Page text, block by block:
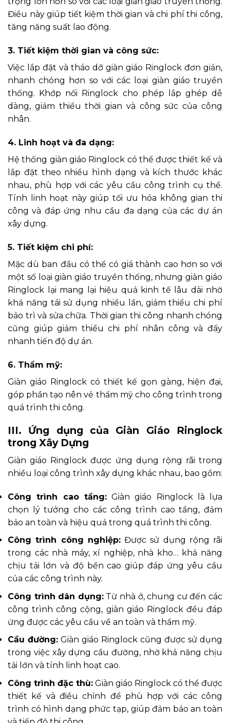
Điều này giúp tiết kiệm thời gian và chi phí thi công,
tăng năng suất lao động.
3. Tiết kiệm thời gian và công sức:
Việc lắp đặt và tháo dỡ giàn giáo Ringlock đơn giản,
nhanh chóng hơn so với các loại giàn giáo truyền
thống. Khớp nối Ringlock cho phép lắp ghép dễ
dàng, giảm thiểu thời gian và công sức của công
nhân.
4. Linh hoạt và đa dạng:
Hệ thống giàn giáo Ringlock có thể được thiết kế và
lắp đặt theo nhiều hình dạng và kích thước khác
nhau, phù hợp với các yêu cầu công trình cụ thể.
Tính linh hoạt này giúp tối ưu hóa không gian thi
công và đáp ứng nhu cầu đa dạng của các dự án
xây dựng.
5. Tiết kiệm chi phí:
Mặc dù ban đầu có thể có giá thành cao hơn so với
một số loại giàn giáo truyền thống, nhưng giàn giáo
Ringlock lại mang lại hiệu quả kinh tế lâu dài nhờ
khả năng tái sử dụng nhiều lần, giảm thiểu chi phí
bảo trì và sửa chữa. Thời gian thi công nhanh chóng
cũng giúp giảm thiểu chi phí nhân công và đẩy
nhanh tiến độ dự án.
6. Thẩm mỹ:
Giàn giáo Ringlock có thiết kế gọn gàng, hiện đại,
góp phần tạo nên vẻ thẩm mỹ cho công trình trong
quá trình thi công.
III. Ứng dụng của Giàn Giáo Ringlock
trong Xây Dựng
Giàn giáo Ringlock được ứng dụng rộng rãi trong
nhiều loại công trình xây dựng khác nhau, bao gồm:
Công trình cao tầng:Giàn giáo Ringlock là lựa
chọn lý tưởng cho các công trình cao tầng, đảm
bảo an toàn và hiệu quả trong quá trình thi công.
Công trình công nghiệp:Được sử dụng rộng rãi
trong các nhà máy, xí nghiệp, nhà kho… khả năng
chịu tải lớn và độ bền cao giúp đáp ứng yêu cầu
của các công trình này.
Công trình dân dụng:Từ nhà ở, chung cư đến các
công trình công cộng, giàn giáo Ringlock đều đáp
ứng được các yêu cầu về an toàn và thẩm mỹ.
Cầu đường: Giàn giáo Ringlock cũng được sử dụng
trong việc xây dựng cầu đường, nhờ khả năng chịu
tải lớn và tính linh hoạt cao.
Công trình đặc thù: Giàn giáo Ringlock có thể được
thiết kế và điều chỉnh để phù hợp với các công
trình có hình dạng phức tạp, giúp đảm bảo an toàn